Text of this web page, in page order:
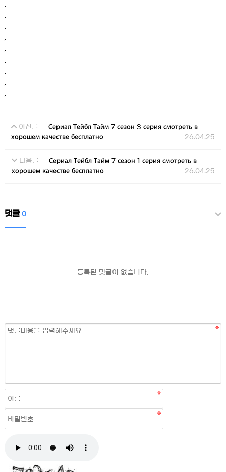
.
.
.
.
.
.
.
.
.
이전글
Сериал Тейбл Тайм 7 сезон 3 серия смотреть в
хорошем качестве бесплатно
26.04.25
다음글
Сериал Тейбл Тайм 7 сезон 1 серия смотреть в
хорошем качестве бесплатно
26.04.25
댓글0
등록된 댓글이 없습니다.